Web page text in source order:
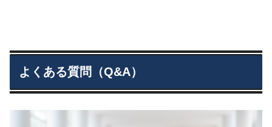
よくある質問（Q&A）